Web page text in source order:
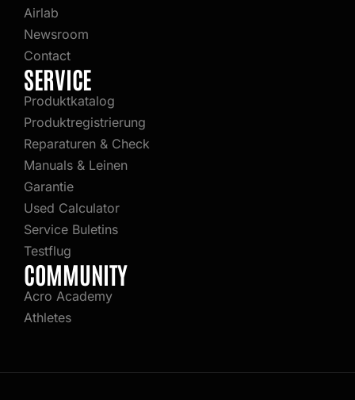
Airlab
Newsroom
Contact
SERVICE
Produktkatalog
Produktregistrierung
Reparaturen & Check
Manuals & Leinen
Garantie
Used Calculator
Service Buletins
Testflug
COMMUNITY
Acro Academy
Athletes